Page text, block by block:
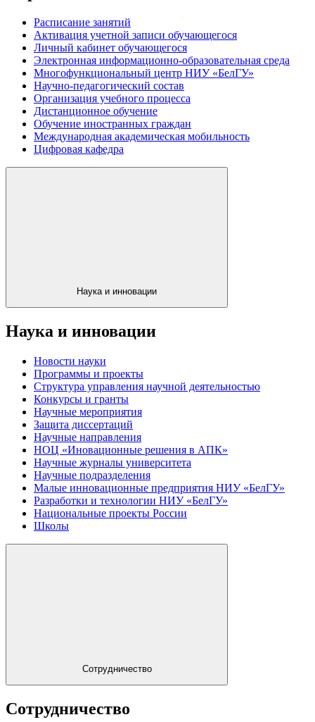
Расписание занятий
Активация учетной записи обучающегося
Личный кабинет обучающегося
Электронная информационно-образовательная среда
Многофункциональный центр НИУ «БелГУ»
Научно-педагогический состав
Организация учебного процесса
Дистанционное обучение
Обучение иностранных граждан
Международная академическая мобильность
Цифровая кафедра
Наука и инновации
Наука и инновации
Новости науки
Программы и проекты
Структура управления научной деятельностью
Конкурсы и гранты
Научные мероприятия
Защита диссертаций
Научные направления
НОЦ «Иновационные решения в АПК»
Научные журналы университета
Научные подразделения
Малые инновационные предприятия НИУ «БелГУ»
Разработки и технологии НИУ «БелГУ»
Национальные проекты России
Школы
Сотрудничество
Сотрудничество